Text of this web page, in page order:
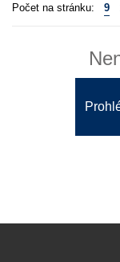
Počet na stránku: 9